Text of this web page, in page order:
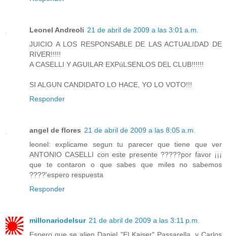
Leonel Andreoli 21 de abril de 2009 a las 3:01 a.m.
JUICIO A LOS RESPONSABLE DE LAS ACTUALIDAD DE
RIVER!!!!!
A CASELLI Y AGUILAR EXPúLSENLOS DEL CLUB!!!!!!
SI ALGUN CANDIDATO LO HACE, YO LO VOTO!!!
Responder
angel de flores 21 de abril de 2009 a las 8:05 a.m.
leonel: explicame segun tu parecer que tiene que ver
ANTONIO CASELLI con este presente ?????por favor ¡¡¡
que te contaron o que sabes que miles no sabemos
????'espero respuesta
Responder
millonariodelsur 21 de abril de 2009 a las 3:11 p.m.
Espero que se alien Daniel "El Kaiser" Passarella, y Carlos